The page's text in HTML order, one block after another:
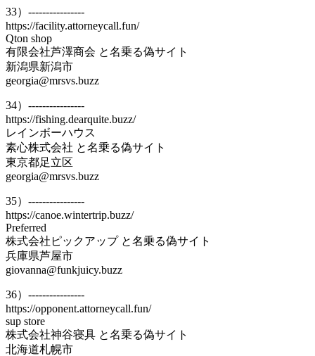
33）----------------
https://facility.attorneycall.fun/
Qton shop
有限会社芦澤商会 と名乗る偽サイト
新潟県新潟市
georgia@mrsvs.buzz
34）----------------
https://fishing.dearquite.buzz/
レインボーハウス
素心株式会社 と名乗る偽サイト
東京都足立区
georgia@mrsvs.buzz
35）----------------
https://canoe.wintertrip.buzz/
Preferred
株式会社ピックアップ と名乗る偽サイト
兵庫県芦屋市
giovanna@funkjuicy.buzz
36）----------------
https://opponent.attorneycall.fun/
sup store
株式会社神谷寝具 と名乗る偽サイト
北海道札幌市